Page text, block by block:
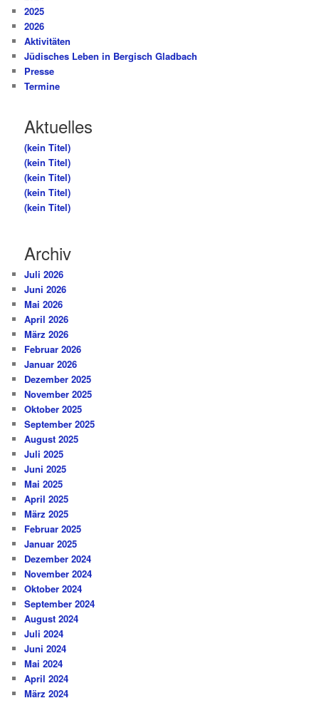
2025
2026
Aktivitäten
Jüdisches Leben in Bergisch Gladbach
Presse
Termine
Aktuelles
(kein Titel)
(kein Titel)
(kein Titel)
(kein Titel)
(kein Titel)
Archiv
Juli 2026
Juni 2026
Mai 2026
April 2026
März 2026
Februar 2026
Januar 2026
Dezember 2025
November 2025
Oktober 2025
September 2025
August 2025
Juli 2025
Juni 2025
Mai 2025
April 2025
März 2025
Februar 2025
Januar 2025
Dezember 2024
November 2024
Oktober 2024
September 2024
August 2024
Juli 2024
Juni 2024
Mai 2024
April 2024
März 2024